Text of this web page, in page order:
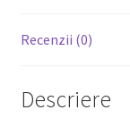
Recenzii (0)
Descriere